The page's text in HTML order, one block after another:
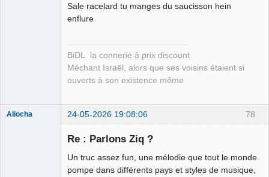
Sale racelard tu manges du saucisson hein
enflure
BiDL la connerie à prix discount
Méchant Israël, alors que ses voisins étaient si
ouverts à son existence même
78
Aliocha 24-05-2026 19:08:06
Re : Parlons Ziq ?
Un truc assez fun, une mélodie que tout le monde
pompe dans différents pays et styles de musique,